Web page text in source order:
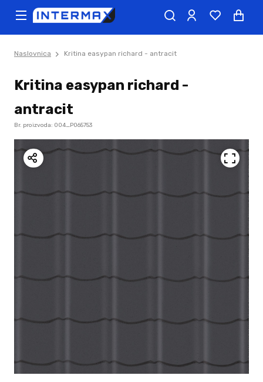
Naslovnica Kritina easypan richard - antracit
Kritina easypan richard -
antracit
Br. proizvoda: 004_P065753